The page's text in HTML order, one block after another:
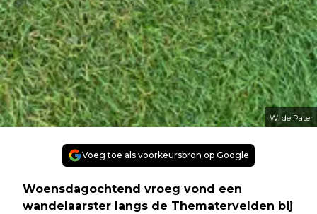
W. de Pater
Voeg toe als voorkeursbron op Google
Woensdagochtend vroeg vond een
wandelaarster langs de Thematervelden bij